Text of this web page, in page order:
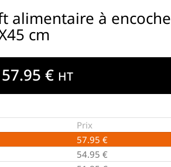
alimentaire à encoche
cm
57.95€ HT
Prix
57.95 €
54.95 €